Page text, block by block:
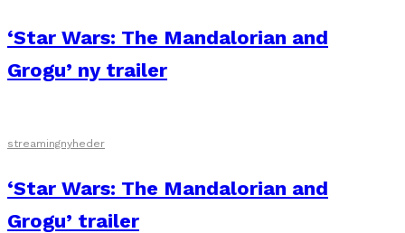
‘Star Wars: The Mandalorian and
Grogu’ ny trailer
streamingnyheder
‘Star Wars: The Mandalorian and
Grogu’ trailer